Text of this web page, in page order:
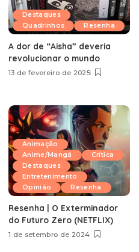
Destaques
Quadrinhos
Resenha
A dor de “Aisha” deveria
revolucionar o mundo
13 de fevereiro de 2025
Animação
Anime/Mangá
Crítica
Destaques
Entretenimento
Opinião
Resenha
Resenha | O Exterminador
do Futuro Zero (NETFLIX)
1 de setembro de 2024